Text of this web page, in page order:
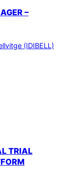
–
(IDIBELL)
TRIAL